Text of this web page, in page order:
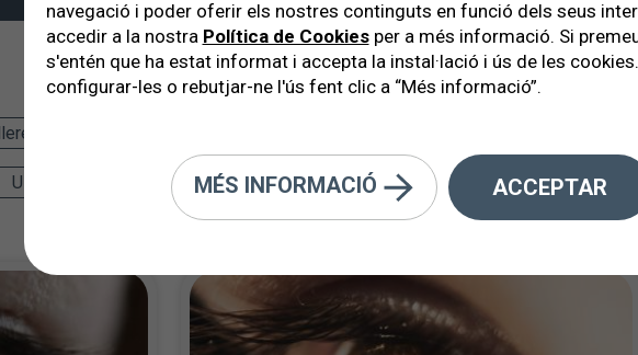
Ull sec Glaucoma Cirurgia parpelles o bosses
navegació i poder oferir els nostres continguts en funció dels seus
accedir a la nostra Política de Cookiesper a més informació. Si
s'entén que ha estat informat i accepta la instal·lació i ús de les
configurar-les o rebutjar-ne l'ús fent clic a “Més informació”.
MÉS INFORMACIÓ ACCEPTAR